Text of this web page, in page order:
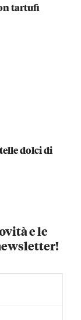
tartufi
dolci di
e le